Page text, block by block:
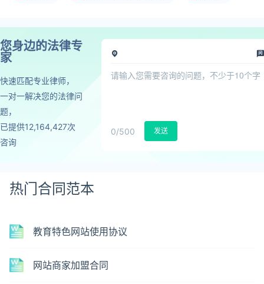
您身边的法律专
家
快速匹配专业律师，
一对一解决您的法律问
题，
已提供12,164,427次
咨询
0/500 发送
热门合同范本
教育特色网站使用协议
网站商家加盟合同